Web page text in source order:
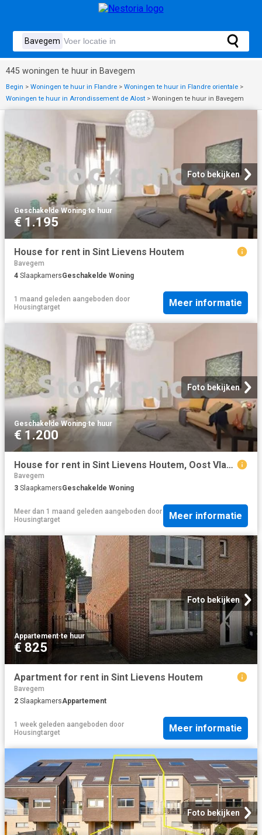
445 woningen te huur in Bavegem
Begin > Woningen te huur in Flandre > Woningen te huur in Flandre orientale >
Woningen te huur in Arrondissement de Alost > Woningen te huur in Bavegem
Foto bekijken
Geschakelde Woning·te huur
€ 1.195
House for rent in Sint Lievens Houtem
Bavegem
4 SlaapkamersGeschakelde Woning
1 maand geleden aangeboden door
Housingtarget
Meer informatie
Foto bekijken
Geschakelde Woning·te huur
€ 1.200
House for rent in Sint Lievens Houtem, Oost Vlaanderen
Bavegem
3 SlaapkamersGeschakelde Woning
Meer dan 1 maand geleden aangeboden door
Housingtarget
Meer informatie
Foto bekijken
Appartement·te huur
€ 825
Apartment for rent in Sint Lievens Houtem
Bavegem
2 SlaapkamersAppartement
1 week geleden aangeboden door
Housingtarget
Meer informatie
Foto bekijken